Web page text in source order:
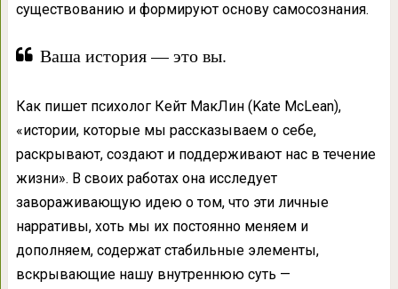
существованию и формируют основу самосознания.
Ваша история — это вы.
Как пишет психолог Кейт МакЛин (Kate McLean),
«истории, которые мы рассказываем о себе,
раскрывают, создают и поддерживают нас в течение
жизни». В своих работах она исследует
завораживающую идею о том, что эти личные
нарративы, хоть мы их постоянно меняем и
дополняем, содержат стабильные элементы,
вскрывающие нашу внутреннюю суть —